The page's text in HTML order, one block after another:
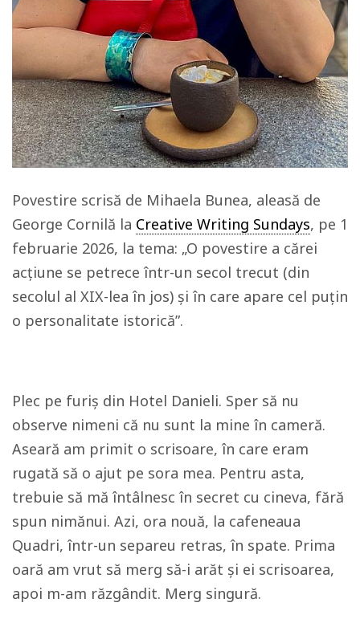
Povestire scrisă de Mihaela Bunea, aleasă de
George Cornilă la Creative Writing Sundays, pe 1
februarie 2026, la tema: „O povestire a cărei
acțiune se petrece într-un secol trecut (din
secolul al XIX-lea în jos) și în care apare cel puțin
o personalitate istorică”.
Plec pe furiș din Hotel Danieli. Sper să nu
observe nimeni că nu sunt la mine în cameră.
Aseară am primit o scrisoare, în care eram
rugată să o ajut pe sora mea. Pentru asta,
trebuie să mă întâlnesc în secret cu cineva, fără
spun nimănui. Azi, ora nouă, la cafeneaua
Quadri, într-un separeu retras, în spate. Prima
oară am vrut să merg să-i arăt și ei scrisoarea,
apoi m-am răzgândit. Merg singură.